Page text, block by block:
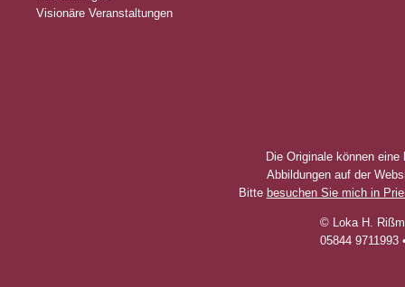
Visionäre Veranstaltungen
Die Originale können
Abbildungen auf der
Bitte besuchen Sie mich in
© Loka H.
05844 9711993